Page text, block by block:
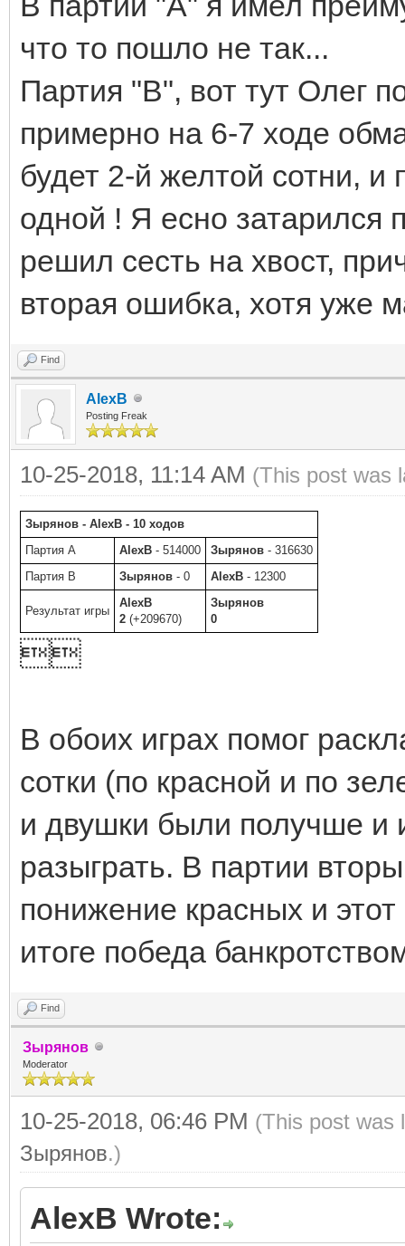
что то пошло не так...
Партия "В", вот тут Олег
примерно на 6-7 ходе
будет 2-й желтой сотни,
одной ! Я есно затарился
решил сесть на хвост,
вторая ошибка, хотя уже
Find
AlexB
Posting Freak
10-25-2018, 11:14 AM (This post was
Зырянов - AlexB - 10 ходов
Партия A
AlexB - 514000 Зырянов - 316630
Партия B
Зырянов - 0 AlexB - 12300
Результат игры
AlexB
2 (+209670)
Зырянов
0

В обоих играх помог
сотки (по красной и по
и двушки были получше и
разыграть. В партии
понижение красных и
итоге победа
Find
Зырянов
Moderator
10-25-2018, 06:46 PM (This post was
Зырянов.)
AlexB Wrote: